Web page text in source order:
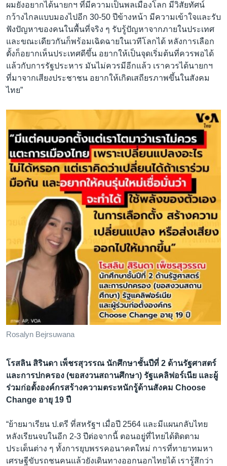
ผมยังอยากได้นายกฯ ที่มีความเป็นพลเมืองโลก มีวิสัยทัศน์
กว้างไกลแบบมองไปอีก 30-50 ปีข้างหน้า มีความเข้าใจและรับ
ฟังปัญหาของคนในพื้นที่จริง ๆ รับรู้ปัญหาจากภายในประเทศ
และขณะเดียวกันก็พร้อมเฉิดฉายในเวทีโลกได้ หลังการเลือก
ตั้งก็อยากเห็นประเทศดีขึ้น อยากให้เป็นจุดเริ่มต้นที่ควรพอได้
แล้วกับการรัฐประหาร มันไม่ควรมีอีกแล้ว เราควรได้นายกฯ
ที่มาจากเสียงประชาชน อยากให้เกิดเสถียรภาพขึ้นในสังคม
ไทย”
Rosalyn Bejrsuwana
โรสลิน สิรินดา เพ็ชรสุวรรณ นักศึกษาชั้นปีที่ 2 ด้านรัฐศาสตร์
และการปกครอง (ขอสงวนสถานศึกษา) รัฐแคลิฟอร์เนีย และผู้
ร่วมก่อตั้งองค์กรสร้างความตระหนักรู้ด้านสังคม Choose
Change อายุ 19 ปี
“ย้ายมาเรียน ป.ตรี ที่สหรัฐฯ เมื่อปี 2564 และมีแผนกลับไทย
หลังเรียนจบในอีก 2-3 ปีต่อจากนี้ ตอนอยู่ที่ไทยได้ติดตาม
ประเด็นต่าง ๆ ทั้งการยุบพรรคอนาคตใหม่ การที่ทายาทมหา
เศรษฐีขับรถชนคนแล้วยังเดินทางออกนอกไทยได้ เรารู้สึกว่า